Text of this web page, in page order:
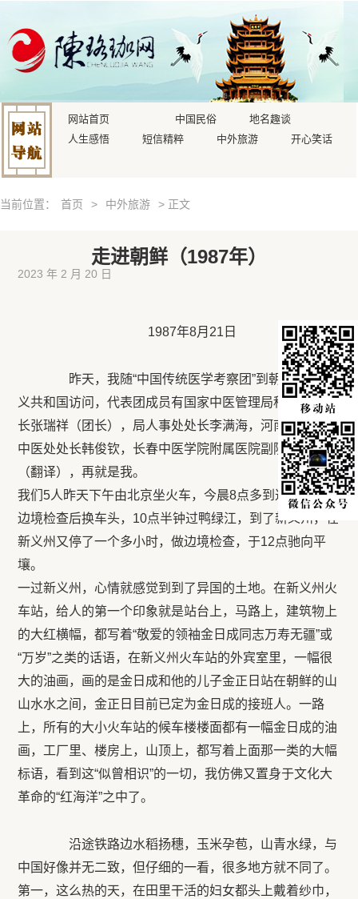
网站首页 中国民俗
地名趣谈
人生感悟
短信精粹 中外旅游 开心笑话
当前位置： 首页 > 中外旅游 > 正文
走进朝鲜（1987年）
2023 年 2 月 20 日
1987年8月21日
昨天，我随“中国传统医学考察团”到朝鲜民主主
义共和国访问，代表团成员有国家中医管理局科技司副司
长张瑞祥（团长），局人事处处长李满海，河南省卫生厅
中医处处长韩俊钦，长春中医学院附属医院副院长金明
（翻译），再就是我。
我们5人昨天下午由北京坐火车，今晨8点多到达丹东，经
边境检查后换车头，10点半钟过鸭绿江，到了新义州，在
新义州又停了一个多小时，做边境检查，于12点驰向平
壤。
一过新义州，心情就感觉到到了异国的土地。在新义州火
车站，给人的第一个印象就是站台上，马路上，建筑物上
的大红横幅，都写着“敬爱的领袖金日成同志万寿无疆”或
“万岁”之类的话语，在新义州火车站的外宾室里，一幅很
大的油画，画的是金日成和他的儿子金正日站在朝鲜的山
山水水之间，金正日目前已定为金日成的接班人。一路
上，所有的大小火车站的候车楼楼面都有一幅金日成的油
画，工厂里、楼房上，山顶上，都写着上面那一类的大幅
标语，看到这“似曾相识”的一切，我仿佛又置身于文化大
革命的“红海洋”之中了。
沿途铁路边水稻扬穗，玉米孕苞，山青水绿，与
中国好像并无二致，但仔细的一看，很多地方就不同了。
第一，这么热的天，在田里干活的妇女都头上戴着纱巾，